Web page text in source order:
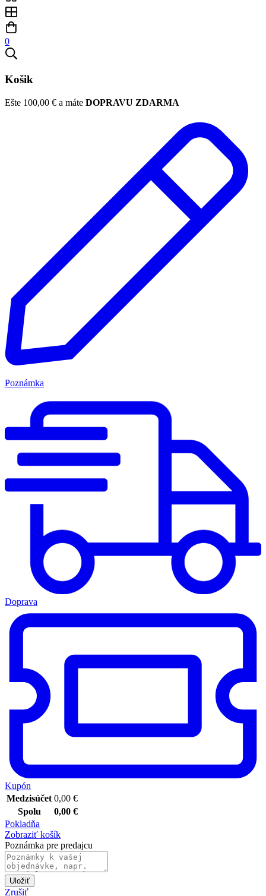
0
Košik
Ešte 100,00 € a máte DOPRAVU ZDARMA
Poznámka
Doprava
Kupón
Medzisúčet 0,00 €
Spolu
0,00 €
Pokladňa
Zobraziť košík
Poznámka pre predajcu
Uložiť
Zrušiť